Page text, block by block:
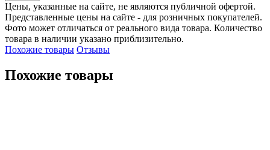
Цены, указанные на сайте, не являются публичной офертой.
Представленные цены на сайте - для розничных покупателей.
Фото может отличаться от реального вида товара. Количество
товара в наличии указано приблизительно.
Похожие товары Отзывы
Похожие товары